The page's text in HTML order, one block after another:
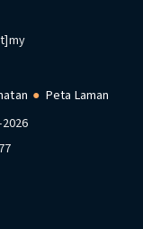
Peta Laman